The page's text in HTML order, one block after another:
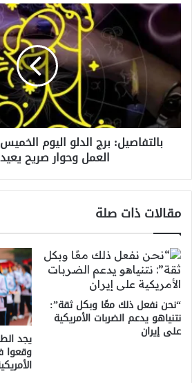
هدنة
الأفق
بالتفاصيل:
الدلو
الخميس..
فرصة
جديدة
في
العمل
وحوار
التوازن
بالتفاصيل: برج الدلو اليوم
العمل وحوار صريح يعيد
مقالات ذات صلة
“نحن نفعل ذلك معًا وبكل ثقة”:
نتنياهو يدعم الضربات الأمريكية
على إيران يجد